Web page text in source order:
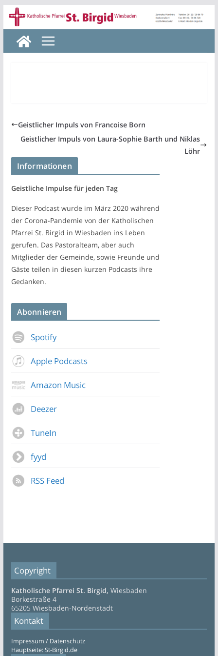
Zum
Inhalt
springen
Geistlicher Impuls von Francoise Born
Geistlicher Impuls von Laura-Sophie Barth und Niklas
Löhr
Informationen
Geistliche Impulse für jeden Tag
Dieser Podcast wurde im März 2020 während
der Corona-Pandemie von der Katholischen
Pfarrei St. Birgid in Wiesbaden ins Leben
gerufen. Das Pastoralteam, aber auch
Mitglieder der Gemeinde, sowie Freunde und
Gäste teilen in diesen kurzen Podcasts ihre
Gedanken.
Abonnieren
Spotify
Apple Podcasts
Amazon Music
Deezer
TuneIn
fyyd
RSS Feed
Copyright
Katholische Pfarrei St. Birgid, Wiesbaden
Borkestraße 4
65205 Wiesbaden-Nordenstadt
Kontakt
Impressum / Datenschutz
Hauptseite: St-Birgid.de